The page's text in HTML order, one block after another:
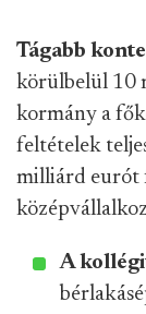
Tágabb
körülbelül 10
kormány a
feltételek
milliárd eurót
A